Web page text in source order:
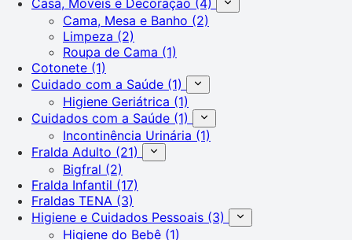
Cama, Mesa e Banho (2)
Limpeza (2)
Roupa de Cama (1)
Cotonete (1)
Cuidado com a Saúde (1)
Higiene Geriátrica (1)
Cuidados com a Saúde (1)
Incontinência Urinária (1)
Fralda Adulto (21)
Bigfral (2)
Fralda Infantil (17)
Fraldas TENA (3)
Higiene e Cuidados Pessoais (3)
Higiene do Bebê (1)